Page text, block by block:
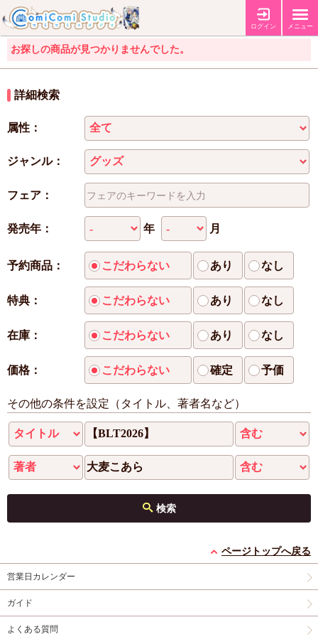
ログイン メニュー
お探しの商品が見つかりませんでした。
詳細検索
属性：
ジャンル：
フェア：
発売年： 年 月
予約商品： こだわらない あり なし
特典： こだわらない あり なし
在庫： こだわらない あり なし
価格： こだわらない 確定 予価
その他の条件を設定（タイトル、著者名など）
検索
ページトップへ戻る
営業日カレンダー
ガイド
よくある質問